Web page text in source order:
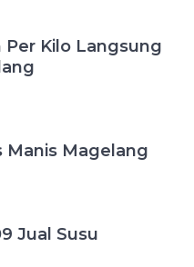
Kilo Langsung
Manis Magelang
Jual Susu